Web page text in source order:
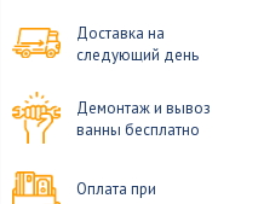
Доставка на
следующий день
Демонтаж и вывоз
ванны бесплатно
Оплата при